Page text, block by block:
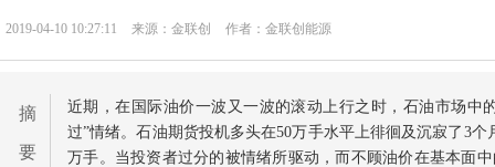
2019-04-10 10:27:11 来源：金联创 作者：金联创能源
摘
要
近期，在国际油价一波又一波的滚动上行之时，石油市场中
过”情绪。石油期货投机多头在50万手水平上徘徊及沉寂了3个
万手。当投资者过分的被情绪所驱动，而不顾油价在基本面